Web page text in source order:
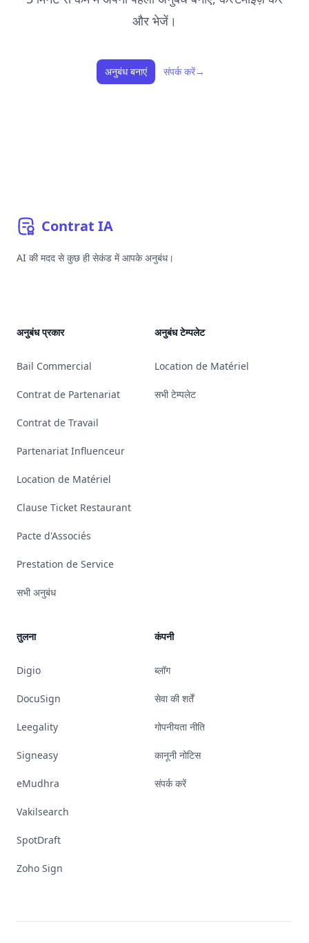
और भेजें।
अनुबंध बनाएं संपर्क करें→
Contrat IA
AI की मदद से कुछ ही सेकंड में आपके अनुबंध।
अनुबंध प्रकार
Bail Commercial
Contrat de Partenariat
Contrat de Travail
Partenariat Influenceur
Location de Matériel
Clause Ticket Restaurant
Pacte d'Associés
Prestation de Service
सभी अनुबंध
अनुबंध टेम्पलेट
Location de Matériel
सभी टेम्पलेट
तुलना
Digio
DocuSign
Leegality
Signeasy
eMudhra
Vakilsearch
SpotDraft
Zoho Sign
कंपनी
ब्लॉग
सेवा की शर्तें
गोपनीयता नीति
कानूनी नोटिस
संपर्क करें